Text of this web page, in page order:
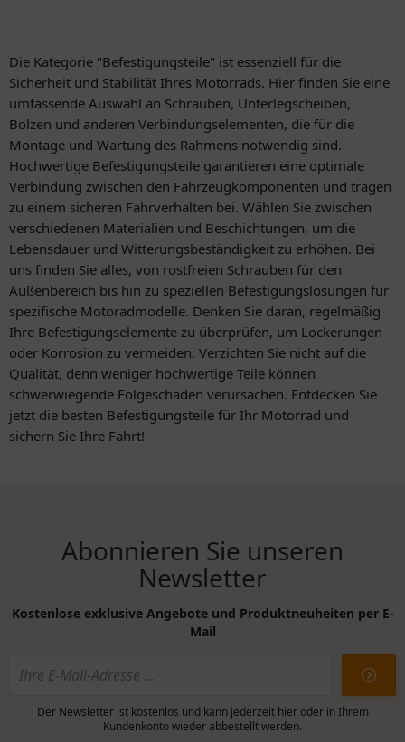
Die Kategorie "Befestigungsteile" ist essenziell für die
Sicherheit und Stabilität Ihres Motorrads. Hier finden Sie eine
umfassende Auswahl an Schrauben, Unterlegscheiben,
Bolzen und anderen Verbindungselementen, die für die
Montage und Wartung des Rahmens notwendig sind.
Hochwertige Befestigungsteile garantieren eine optimale
Verbindung zwischen den Fahrzeugkomponenten und tragen
zu einem sicheren Fahrverhalten bei. Wählen Sie zwischen
verschiedenen Materialien und Beschichtungen, um die
Lebensdauer und Witterungsbeständigkeit zu erhöhen. Bei
uns finden Sie alles, von rostfreien Schrauben für den
Außenbereich bis hin zu speziellen Befestigungslösungen für
spezifische Motoradmodelle. Denken Sie daran, regelmäßig
Ihre Befestigungselemente zu überprüfen, um Lockerungen
oder Korrosion zu vermeiden. Verzichten Sie nicht auf die
Qualität, denn weniger hochwertige Teile können
schwerwiegende Folgeschäden verursachen. Entdecken Sie
jetzt die besten Befestigungsteile für Ihr Motorrad und
sichern Sie Ihre Fahrt!
Abonnieren Sie unseren
Newsletter
Kostenlose exklusive Angebote und Produktneuheiten per E-
Mail
Der Newsletter ist kostenlos und kann jederzeit hier oder in Ihrem
Kundenkonto wieder abbestellt werden.